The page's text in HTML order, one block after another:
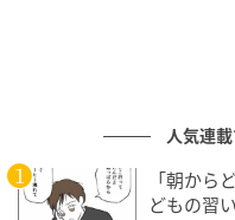
人気連
「朝から
どもの習